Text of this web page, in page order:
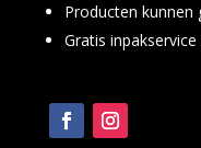
Producten kunnen
Gratis